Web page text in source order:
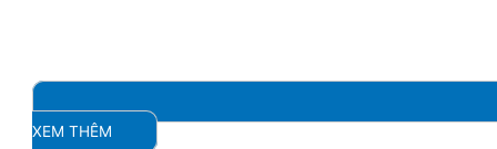
XEM THÊM